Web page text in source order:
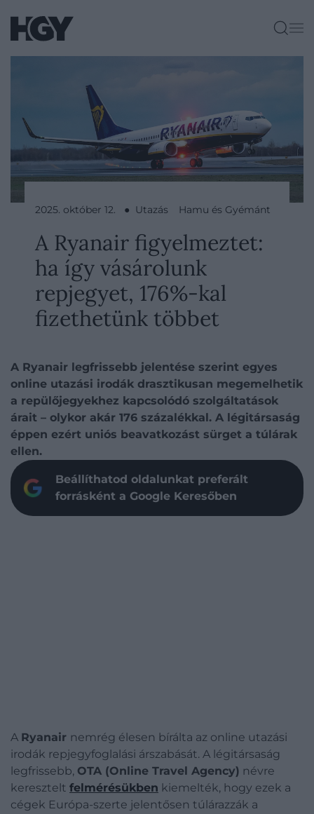
2025. október 12. ● Utazás Hamu és Gyémánt
A Ryanair figyelmeztet:
ha így vásárolunk
repjegyet, 176%-kal
fizethetünk többet
A Ryanair legfrissebb jelentése szerint egyes
online utazási irodák drasztikusan megemelhetik
a repülőjegyekhez kapcsolódó szolgáltatások
árait – olykor akár 176 százalékkal. A légitársaság
éppen ezért uniós beavatkozást sürget a túlárak
ellen.
Beállíthatod oldalunkat preferált
forrásként a Google Keresőben
A Ryanair nemrég élesen bírálta az online utazási
irodák repjegyfoglalási árszabását. A légitársaság
legfrissebb, OTA (Online Travel Agency) névre
keresztelt felmérésükben kiemelték, hogy ezek a
cégek Európa-szerte jelentősen túlárazzák a